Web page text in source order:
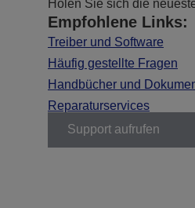
Holen Sie sich die
Empfohlene Links:
Treiber und Software
Häufig gestellte Fragen
Handbücher und
Reparaturservices
Support aufrufen